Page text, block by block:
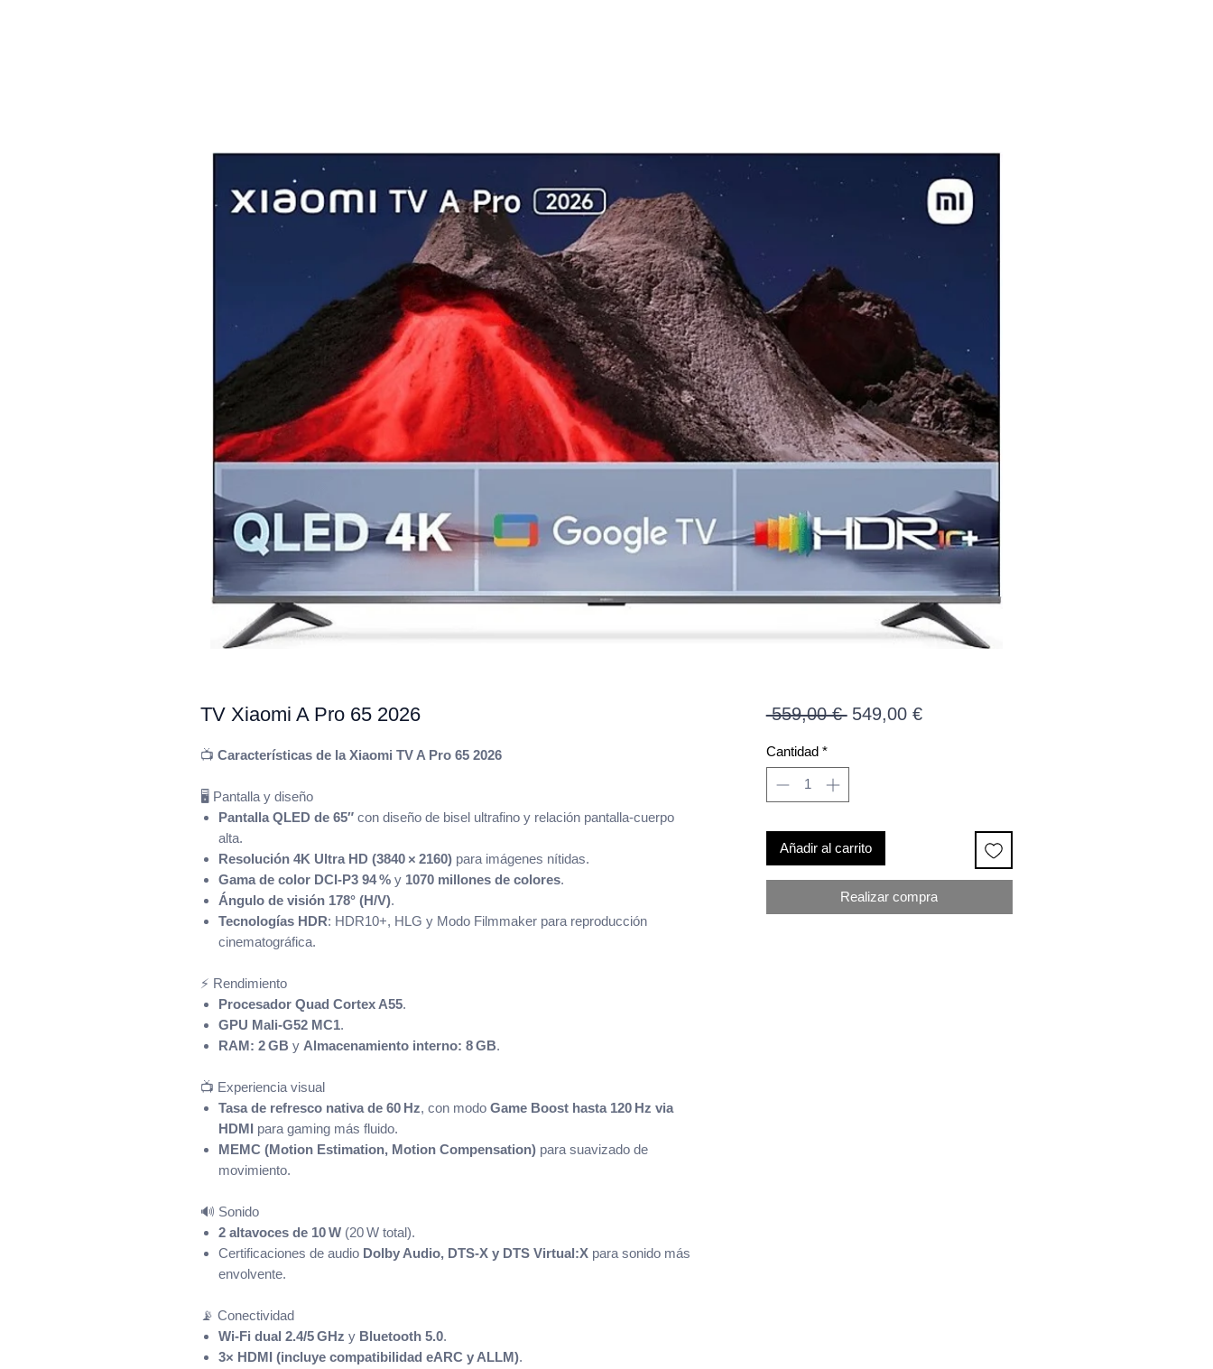
TV Xiaomi A Pro 65 2026
📺 Características de la Xiaomi TV A Pro 65 2026
🖥️ Pantalla y diseño
Pantalla QLED de 65″ con diseño de bisel ultrafino y relación pantalla‑cuerpo
alta.
Resolución 4K Ultra HD (3840 × 2160) para imágenes nítidas.
Gama de color DCI‑P3 94 % y 1070 millones de colores.
Ángulo de visión 178° (H/V).
Tecnologías HDR: HDR10+, HLG y Modo Filmmaker para reproducción
cinematográfica.
⚡ Rendimiento
Procesador Quad Cortex A55.
GPU Mali‑G52 MC1.
RAM: 2 GB y Almacenamiento interno: 8 GB.
📺 Experiencia visual
Tasa de refresco nativa de 60 Hz, con modo Game Boost hasta 120 Hz via
HDMI para gaming más fluido.
MEMC (Motion Estimation, Motion Compensation) para suavizado de
movimiento.
🔊 Sonido
2 altavoces de 10 W (20 W total).
Certificaciones de audio Dolby Audio, DTS‑X y DTS Virtual:X para sonido más
envolvente.
📡 Conectividad
Wi‑Fi dual 2.4/5 GHz y Bluetooth 5.0.
3× HDMI (incluye compatibilidad eARC y ALLM).
559,00 € Precio
549,00 €Precio
Cantidad *
Añadir al carrito
Realizar compra